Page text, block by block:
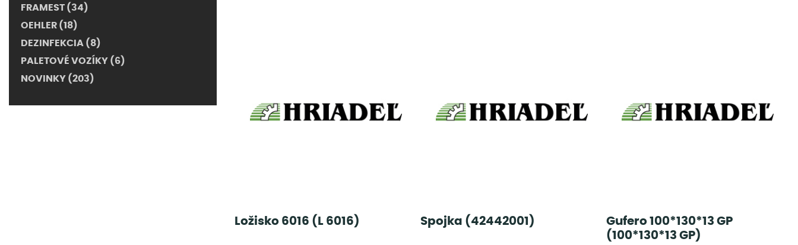
FRAMEST (34)
OEHLER (18)
DEZINFEKCIA (8)
PALETOVÉ VOZÍKY (6)
NOVINKY (203)
Ložisko 6016 (L 6016) Spojka (42442001)
Gufero 100*130*13 GP
(100*130*13 GP)